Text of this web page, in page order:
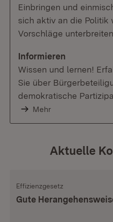
Einbringen und
sich aktiv an die Politik
Vorschläge unterbreiten.
Informieren
Wissen und lernen!
Sie über
demokratische
Mehr
Aktuelle
Effizienzgesetz
Gute